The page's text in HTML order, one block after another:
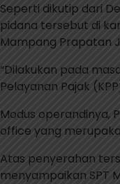
Seperti dikutip dari
pidana tersebut di
Mampang Prapatan
“Dilakukan pada
Pelayanan Pajak
Modus operandinya,
office yang
Atas penyerahan
menyampaikan SPT